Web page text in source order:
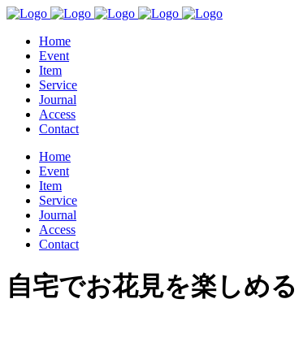
Home
Event
Item
Service
Journal
Access
Contact
Home
Event
Item
Service
Journal
Access
Contact
自宅でお花見を楽しめ